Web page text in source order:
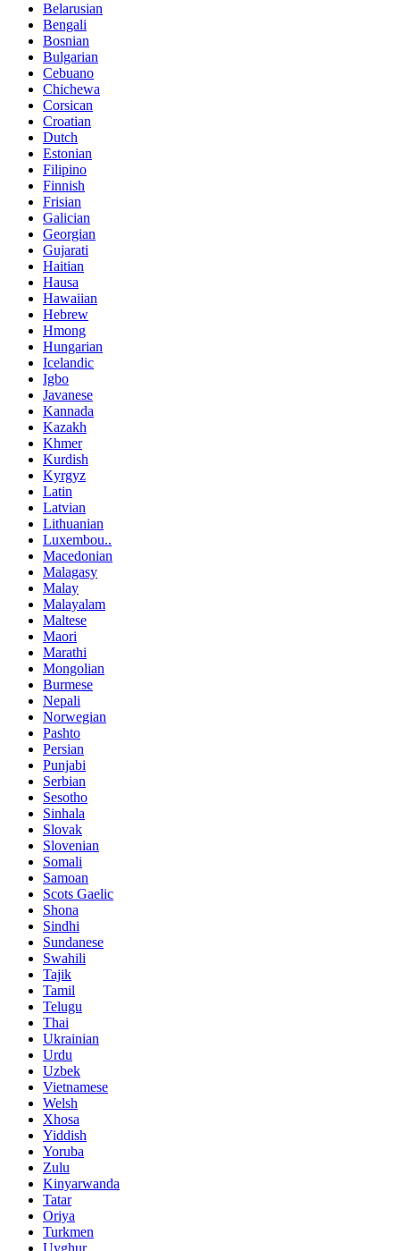
Belarusian
Bengali
Bosnian
Bulgarian
Cebuano
Chichewa
Corsican
Croatian
Dutch
Estonian
Filipino
Finnish
Frisian
Galician
Georgian
Gujarati
Haitian
Hausa
Hawaiian
Hebrew
Hmong
Hungarian
Icelandic
Igbo
Javanese
Kannada
Kazakh
Khmer
Kurdish
Kyrgyz
Latin
Latvian
Lithuanian
Luxembou..
Macedonian
Malagasy
Malay
Malayalam
Maltese
Maori
Marathi
Mongolian
Burmese
Nepali
Norwegian
Pashto
Persian
Punjabi
Serbian
Sesotho
Sinhala
Slovak
Slovenian
Somali
Samoan
Scots Gaelic
Shona
Sindhi
Sundanese
Swahili
Tajik
Tamil
Telugu
Thai
Ukrainian
Urdu
Uzbek
Vietnamese
Welsh
Xhosa
Yiddish
Yoruba
Zulu
Kinyarwanda
Tatar
Oriya
Turkmen